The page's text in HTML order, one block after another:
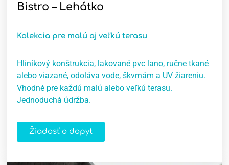
Bistro – Lehátko
Kolekcia pre malú aj veľkú terasu
Hliníkový konštrukcia, lakované pvc lano, ručne tkané
alebo viazané, odoláva vode, škvrnám a UV žiareniu.
Vhodné pre každú malú alebo veľkú terasu.
Jednoduchá údržba.
Žiadosť o dopyt